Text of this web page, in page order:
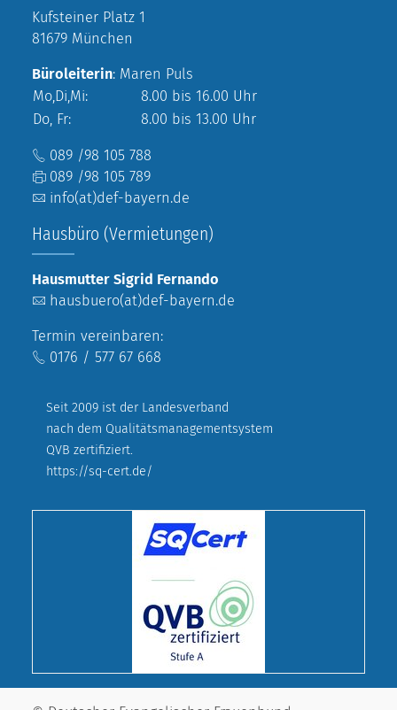
Kufsteiner Platz 1
81679 München
Büroleiterin: Maren Puls
Mo,Di,Mi:
8.00 bis 16.00 Uhr
Do, Fr:
8.00 bis 13.00 Uhr
089 /98 105 788
089 /98 105 789
info(at)def-bayern.de
Hausbüro (Vermietungen)
Hausmutter Sigrid Fernando
hausbuero(at)def-bayern.de
Termin vereinbaren:
0176 / 577 67 668
Seit 2009 ist der Landesverband
nach dem Qualitätsmanagementsystem
QVB zertifiziert.
https://sq-cert.de/